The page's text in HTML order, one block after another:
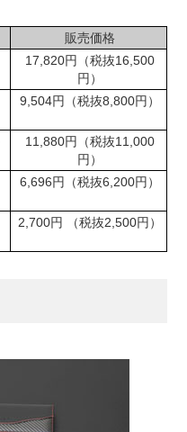
販売価格
17,820円（税抜16,500
円）
9,504円（税抜8,800円）
11,880円（税抜11,000
円）
6,696円（税抜6,200円）
2,700円 （税抜2,500円）